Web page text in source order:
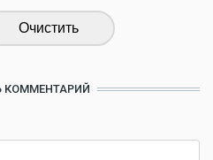
Очистить
КОММЕНТАРИЙ